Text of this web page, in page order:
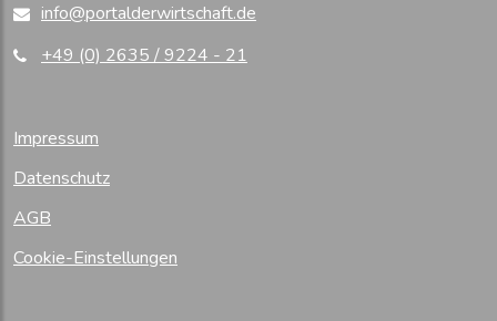
info@portalderwirtschaft.de
+49 (0) 2635 / 9224 - 21
Impressum
Datenschutz
AGB
Cookie-Einstellungen